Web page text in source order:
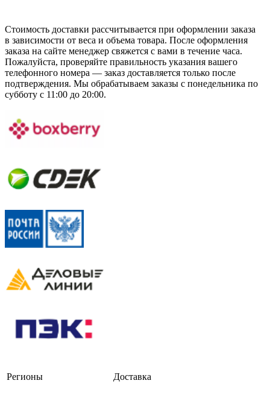
Стоимость доставки рассчитывается при оформлении заказа
в зависимости от веса и объема товара. После оформления
заказа на сайте менеджер свяжется с вами в течение часа.
Пожалуйста, проверяйте правильность указания вашего
телефонного номера — заказ доставляется только после
подтверждения. Мы обрабатываем заказы с понедельника по
субботу с 11:00 до 20:00.
Регионы Доставка